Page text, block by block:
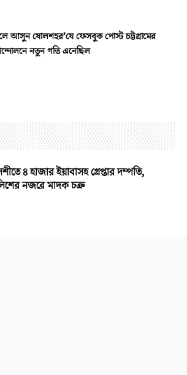
আসুন ষোলশহর’যে ফেসবুক পোস্ট চট্টগ্রামের
নতুন গতি এনেছিল
৪ হাজার ইয়াবাসহ গ্রেপ্তার দম্পতি,
নজরে মাদক চক্র